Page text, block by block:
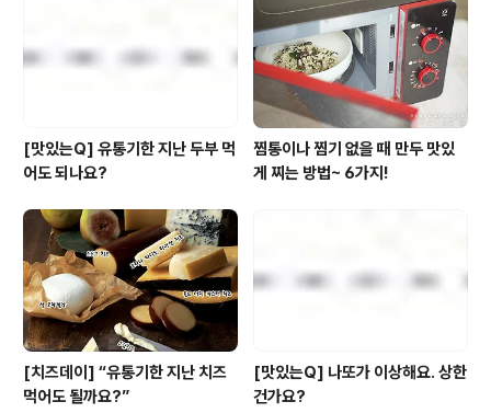
로 준비했는데요.바로 풀무원다논의 '풀무원요거트 그
릭'입니다.풀무원다논이라고 하면 10년 연속 국내 그릭 요
거트 판매 1위 브랜드로유명하잖아요? (닐..
[맛있는Q] 유통기한 지난 두부 먹
어도 되나요?
찜통이나 찜기 없을 때 만두 맛있
게 찌는 방법~ 6가지!
[치즈데이] “유통기한 지난 치즈
먹어도 될까요?”
[맛있는Q] 나또가 이상해요. 상한
건가요?